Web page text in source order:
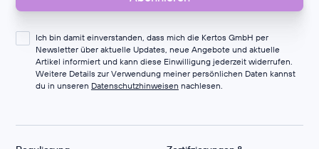
Ich bin damit einverstanden, dass mich die Kertos GmbH per
Newsletter über aktuelle Updates, neue Angebote und aktuelle
Artikel informiert und kann diese Einwilligung jederzeit widerrufen.
Weitere Details zur Verwendung meiner persönlichen Daten kannst
du in unseren Datenschutzhinweisen nachlesen.